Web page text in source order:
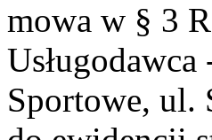
mowa w § 3
Sportowe, ul.